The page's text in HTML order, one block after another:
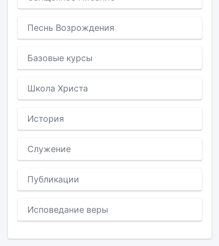
Песнь Возрождения
Базовые курсы
Школа Христа
История
Служение
Публикации
Исповедание веры